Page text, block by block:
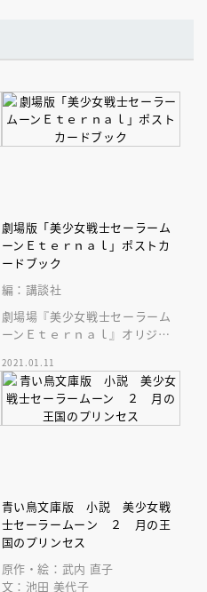
劇場版「美少女戦士セーラーム
ーンＥｔｅｒｎａｌ」ポストカ
ードブック
編：講談社
劇場場『美少女戦士セーラーム
ーンＥｔｅｒｎａｌ』オリジナ
ードが２０枚！１０戦士はもち
ろん名場面も
2021.01.11
青い鳥文庫版 小説 美少女戦
士セーラームーン ２ 月の王
国のプリンセス
原作・絵：武内 直子
文：池田 美代子